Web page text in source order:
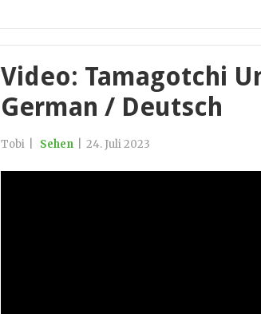
Video: Tamagotchi
German / Deutsch
Tobi Sehen 24. Juli 2023